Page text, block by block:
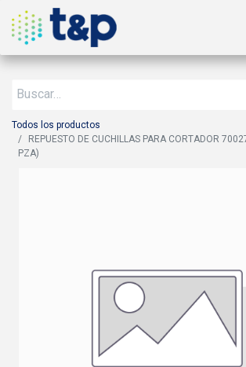
Todos los productos
REPUESTO DE CUCHILLAS PARA CORTADOR
PZA)